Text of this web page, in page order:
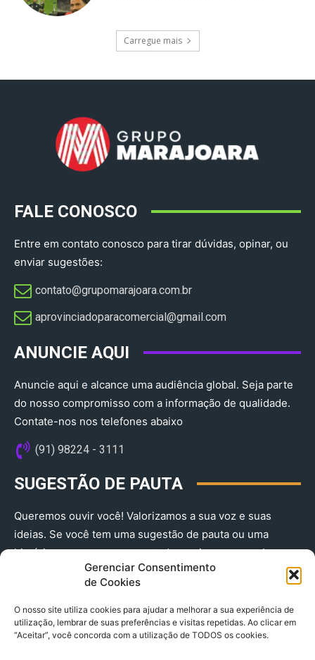
Gerenciar Consentimento
de Cookies
O nosso site utiliza cookies para ajudar a melhorar a sua experiência de
utilização, lembrar de suas preferências e visitas repetidas. Ao clicar em
“Aceitar”, você concorda com a utilização de TODOS os cookies.
Carregue mais
FALE CONOSCO
Entre em contato conosco para tirar dúvidas, opinar, ou
enviar sugestões:
contato@grupomarajoara.com.br
aprovinciadoparacomercial@gmail.com​
ANUNCIE AQUI
Anuncie aqui e alcance uma audiência global. Seja parte
do nosso compromisso com a informação de qualidade.
Contate-nos nos telefones abaixo
(91) 98224 - 3111
SUGESTÃO DE PAUTA
Queremos ouvir você! Valorizamos a sua voz e suas
ideias. Se você tem uma sugestão de pauta ou uma
história que merece ser contada, envie-nos agora!
(91) 98224 - 3111